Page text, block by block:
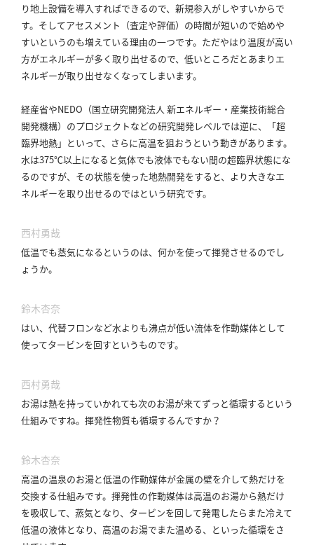
り地上設備を導入すればできるので、新規参入がしやすいからで
す。 そしてアセスメント（査定や評価）の時間が短いので始めや
すいというのも増えている理由の一つです。 ただやはり温度が高い
方がエネルギーが多く取り出せるので、低いところだとあまりエ
ネルギーが取り出せなくなってしまいます。
経産省やNEDO（国立研究開発法人 新エネルギー・産業技術総合
開発機構）のプロジェクトなどの研究開発レベルでは逆に、「超
臨界地熱」といって、さらに高温を狙おうという動きがあります。
水は375℃以上になると気体でも液体でもない間の超臨界状態にな
るのですが、その状態を使った地熱開発をすると、より大きなエ
ネルギーを取り出せるのではという研究です。
西村勇哉
低温でも蒸気になるというのは、何かを使って揮発させるのでし
ょうか。
鈴木杏奈
はい、代替フロンなど水よりも沸点が低い流体を作動媒体として
使ってタービンを回すというものです。
西村勇哉
お湯は熱を持っていかれても次のお湯が来てずっと循環するという
仕組みですね。 揮発性物質も循環するんですか？
鈴木杏奈
高温の温泉のお湯と低温の作動媒体が金属の壁を介して熱だけを
交換する仕組みです。 揮発性の作動媒体は高温のお湯から熱だけ
を吸収して、蒸気となり、タービンを回して発電したらまた冷えて
低温の液体となり、高温のお湯でまた温める、といった循環をさ